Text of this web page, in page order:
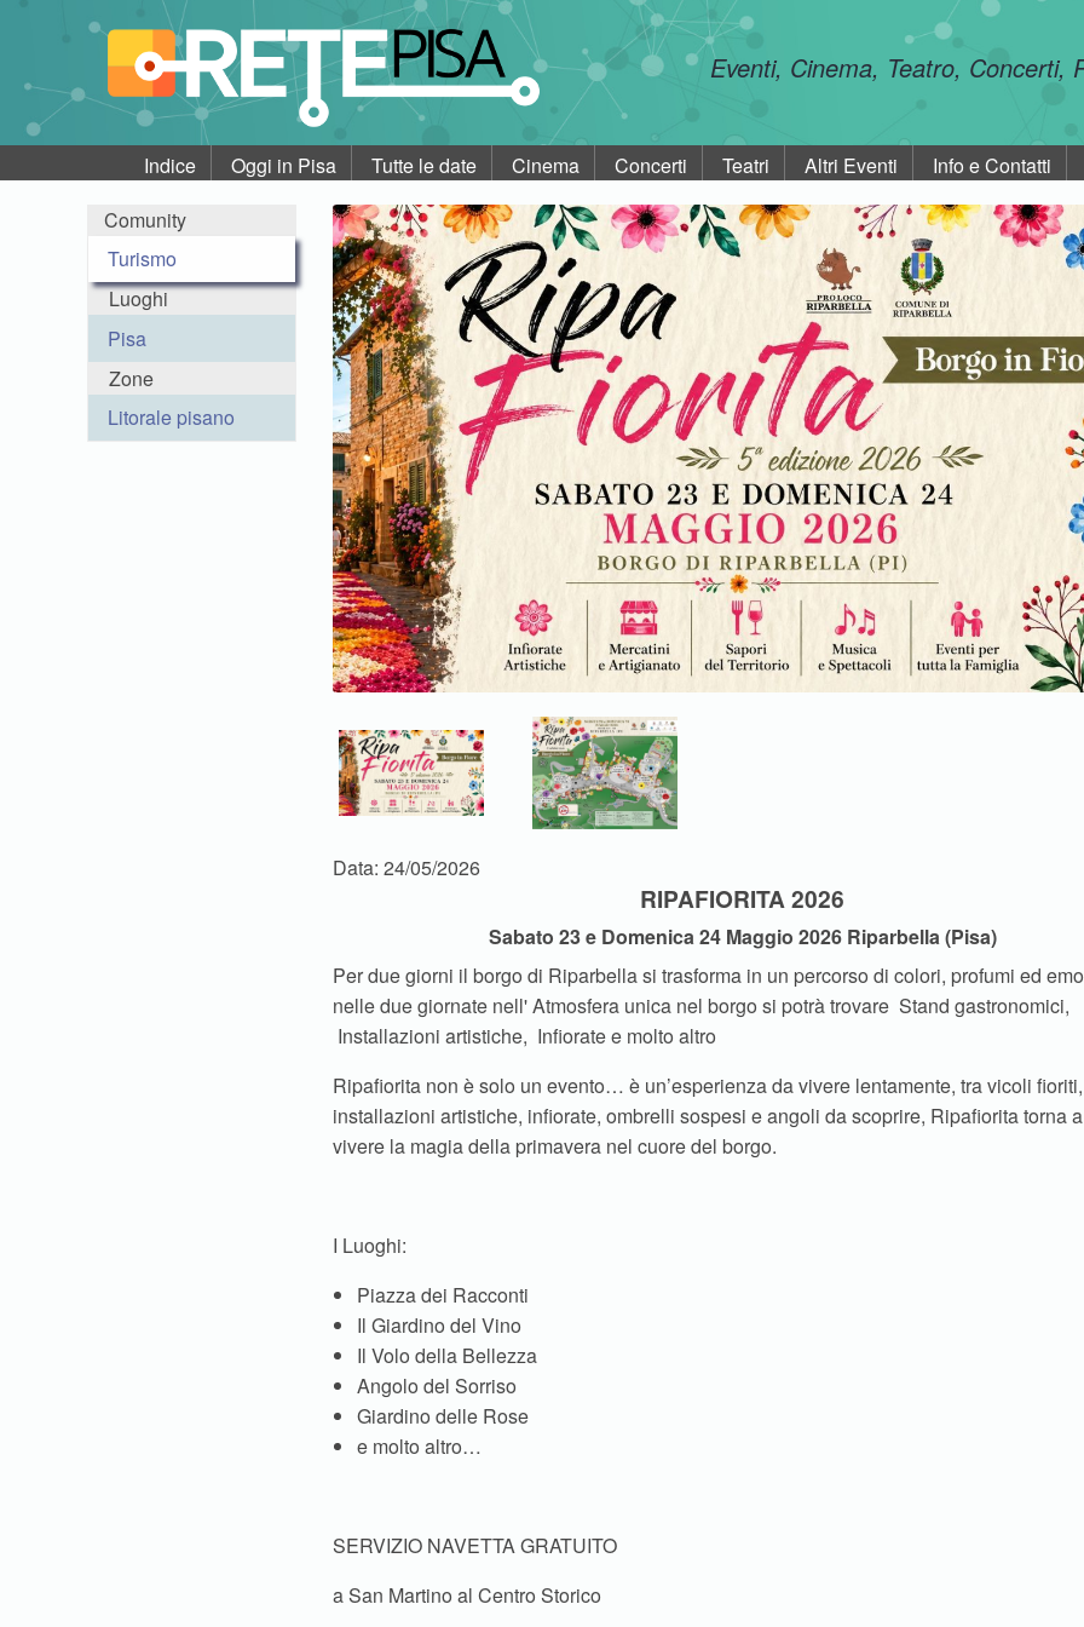
Eventi, Cinema, Teatro,
Indice Oggi in Pisa Tutte le date Cinema Concerti Teatri Altri Eventi
Info e Contatti
Comunity
Turismo
Luoghi
Pisa
Zone
Litorale pisano
Data: 24/05/2026
RIPAFIORITA 2026
Sabato 23 e Domenica 24 Maggio 2026 Riparbella (Pisa)
Per due giorni il borgo di Riparbella si trasforma in un percorso di colori, profumi ed
nelle due giornate nell' Atmosfera unica nel borgo si potrà trovare Stand gastronomici,
Installazioni artistiche, Infiorate e molto altro
Ripafiorita non è solo un evento… è un’esperienza da vivere lentamente, tra vicoli fioriti,
installazioni artistiche, infiorate, ombrelli sospesi e angoli da scoprire, Ripafiorita torna
vivere la magia della primavera nel cuore del borgo.
I Luoghi:
Piazza dei Racconti
Il Giardino del Vino
Il Volo della Bellezza
Angolo del Sorriso
Giardino delle Rose
e molto altro…
SERVIZIO NAVETTA GRATUITO
a San Martino al Centro Storico